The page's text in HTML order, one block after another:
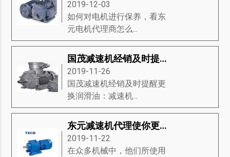
2019-12-03
如何对电机进行保养，看东
元电机代理商怎么...
国茂减速机经销及时提醒更换润滑油
2019-11-26
国茂减速机经销及时提醒更
换润滑油：减速机...
东元减速机代理使你更了解东元减速机
2019-11-22
在众多机械中，他们所使用